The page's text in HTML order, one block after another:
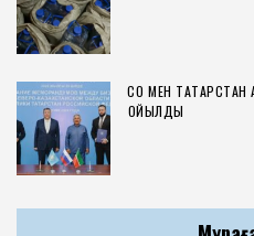
СҚО МЕН
ҚОЙЫЛДЫ